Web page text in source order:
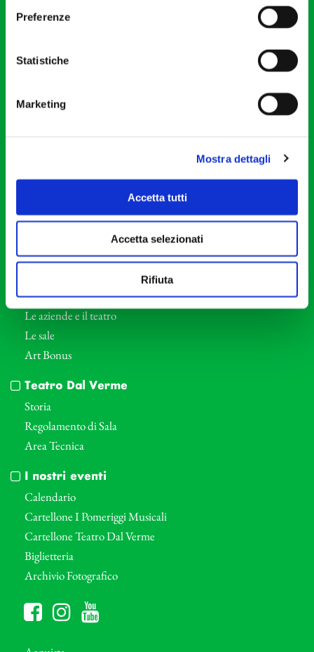
Preferenze
Statistiche
Marketing
Mostra dettagli
Accetta tutti
Accetta selezionati
Rifiuta
Via S. Giovanni sul Muro, 2
Cod. Fisc. 80078650159
Orchestra I Pomeriggi Musicali
Direttore Artistico
Professori d’Orchestra
Eventi Corporate
Le aziende e il teatro
Le sale
Art Bonus
Teatro Dal Verme
Storia
Regolamento di Sala
Area Tecnica
I nostri eventi
Calendario
Cartellone I Pomeriggi Musicali
Cartellone Teatro Dal Verme
Biglietteria
Archivio Fotografico